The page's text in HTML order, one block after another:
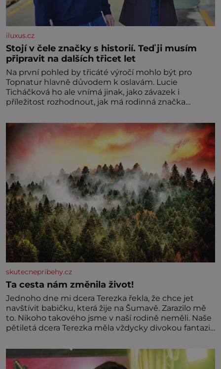
iluxus.cz
Stojí v čele značky s historií. Teď ji musím
připravit na dalších třicet let
Na první pohled by třicáté výročí mohlo být pro
Topnatur hlavně důvodem k oslavám. Lucie
Ticháčková ho ale vnímá jinak, jako závazek i
příležitost rozhodnout, jak má rodinná značka
skutecnepribehy.cz
Ta cesta nám změnila život!
Jednoho dne mi dcera Terezka řekla, že chce jet
navštívit babičku, která žije na Šumavě. Zarazilo mě
to. Nikoho takového jsme v naší rodině neměli. Naše
pětiletá dcera Terezka měla vždycky divokou fantazii.
mi říkala, že se jí zdálo o jednorožcích, krásných
princeznách, statečných rytířích a létajících dracích.